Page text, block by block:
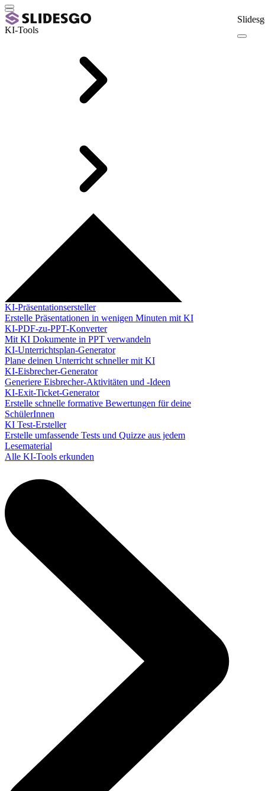
KI-Tools
KI-Präsentationsersteller
Erstelle Präsentationen in wenigen Minuten mit KI
KI-PDF-zu-PPT-Konverter
Mit KI Dokumente in PPT verwandeln
KI-Unterrichtsplan-Generator
Plane deinen Unterricht schneller mit KI
KI-Eisbrecher-Generator
Generiere Eisbrecher-Aktivitäten und -Ideen
KI-Exit-Ticket-Generator
Erstelle schnelle formative Bewertungen für deine
SchülerInnen
KI Test-Ersteller
Erstelle umfassende Tests und Quizze aus jedem
Lesematerial
Alle KI-Tools erkunden